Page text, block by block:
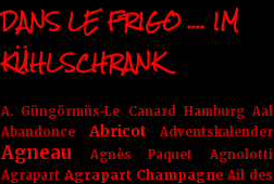
DANS LE FRIGO .... IM
KÜHLSCHRANK
A. Güngörmüs-Le Canard Hamburg Aal
Abandonce
Abricot Adventskalender
Agneau Agnès Paquet
Agnolotti
Agrapart Agrapart Champagne Ail des